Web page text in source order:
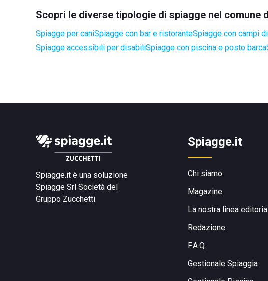
Scopri le diverse tipologie di spiagge nel comune
Spiagge per caniSpiagge con bar e ristoranteSpiagge con campi
Spiagge accessibili per disabiliSpiagge con piscina e posto barca
Spiagge.it è una soluzione
Spiagge Srl Società del
Gruppo Zucchetti
Spiagge.it
Chi siamo
Magazine
La nostra linea
Redazione
F.A.Q.
Gestionale Spiaggia